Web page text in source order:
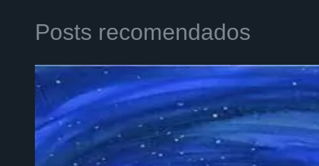
Posts recomendados